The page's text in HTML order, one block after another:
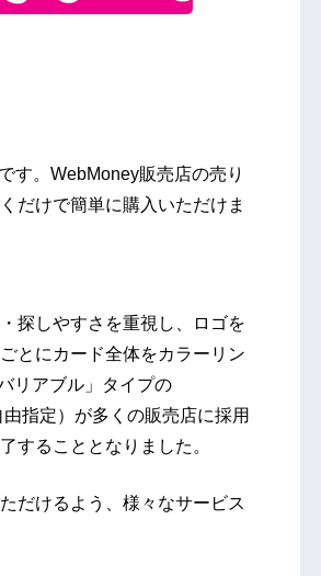
す。WebMoney販売店の売り
だけで簡単に購入いただけま
探しやすさを重視し、ロゴを
とにカード全体をカラーリン
リアブル」タイプの
指定）が多くの販売店に採用
することとなりました。
だけるよう、様々なサービス